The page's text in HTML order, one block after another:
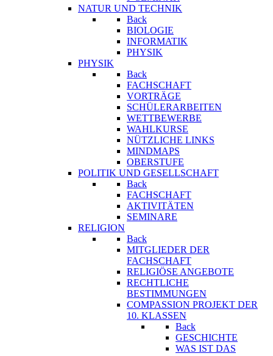
NATUR UND TECHNIK
Back
BIOLOGIE
INFORMATIK
PHYSIK
PHYSIK
Back
FACHSCHAFT
VORTRÄGE
SCHÜLERARBEITEN
WETTBEWERBE
WAHLKURSE
NÜTZLICHE LINKS
MINDMAPS
OBERSTUFE
POLITIK UND GESELLSCHAFT
Back
FACHSCHAFT
AKTIVITÄTEN
SEMINARE
RELIGION
Back
MITGLIEDER DER
FACHSCHAFT
RELIGIÖSE ANGEBOTE
RECHTLICHE
BESTIMMUNGEN
COMPASSION PROJEKT DER
10. KLASSEN
Back
GESCHICHTE
WAS IST DAS